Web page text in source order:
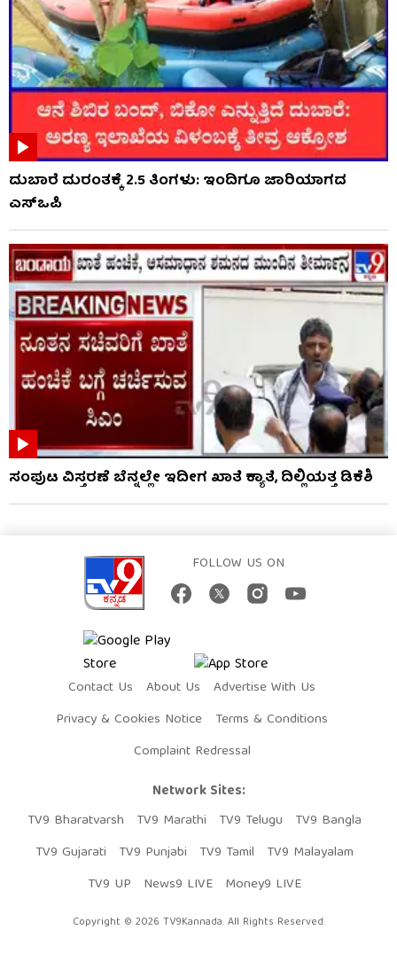
ದುಬಾರೆ ದುರಂತಕ್ಕೆ 2.5 ತಿಂಗಳು: ಇಂದಿಗೂ ಜಾರಿಯಾಗದ
ಎಸ್‌ಒಪಿ
ಸಂಪುಟ ವಿಸ್ತರಣೆ ಬೆನ್ನಲ್ಲೇ ಇದೀಗ ಖಾತೆ ಕ್ಯಾತೆ, ದಿಲ್ಲಿಯತ್ತ ಡಿಕೆಶಿ
FOLLOW US ON
Contact Us About Us
Advertise With Us
Privacy & Cookies Notice
Terms & Conditions
Complaint Redressal
Network Sites:
TV9 Bharatvarsh
TV9 Marathi TV9 Telugu
TV9 Bangla
TV9 Gujarati
TV9 Punjabi TV9 Tamil
TV9 Malayalam
TV9 UP
News9 LIVE Money9 LIVE
Copyright © 2026 TV9Kannada. All Rights Reserved.